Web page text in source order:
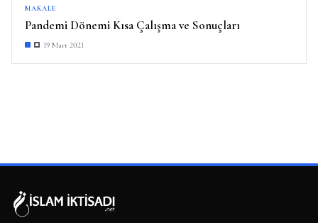
MAKALE
Pandemi Dönemi Kısa Çalışma ve Sonuçları
19 Mart 2021